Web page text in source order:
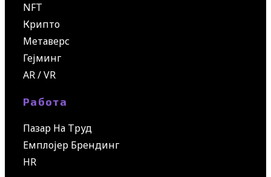
NFT
Крипто
Метаверс
Гејминг
AR / VR
Работа
Пазар На Труд
Емплојер Брендинг
HR